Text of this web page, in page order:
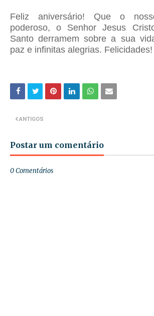
Feliz aniversário! Que o
poderoso, o Senhor Jesus
Santo derramem sobre a sua
paz e infinitas alegrias. Felicidades!
ANTIGOS
Postar um comentário
0 Comentários